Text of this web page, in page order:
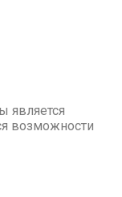
является
возможности